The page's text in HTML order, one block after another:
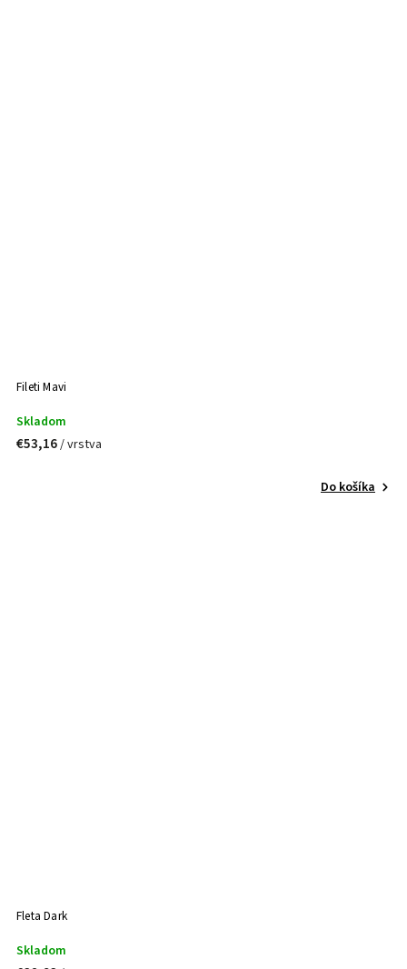
Fileti Mavi
Skladom
€53,16/ vrstva
Do košíka
Fleta Dark
Skladom